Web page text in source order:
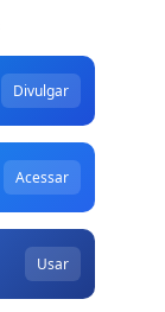
Divulgar
Acessar
Usar